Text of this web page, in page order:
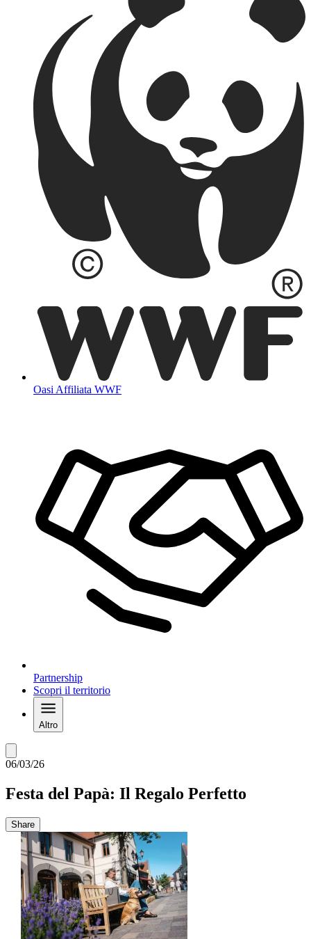
Oasi Affiliata WWF
Partnership
Scopri il territorio
Altro
06/03/26
Festa del Papà: Il Regalo Perfetto
Share